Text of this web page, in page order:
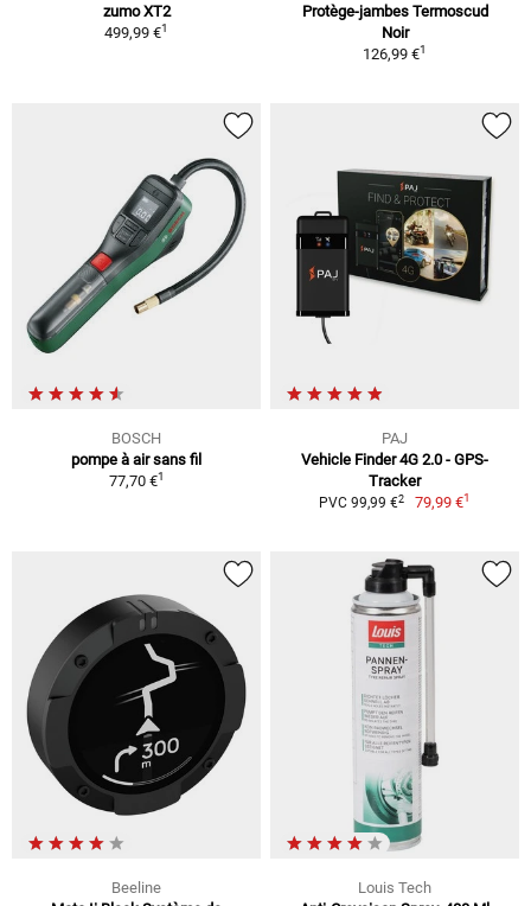
zumo XT2
499,99 €1
Protège-jambes Termoscud
Noir
126,99 €1
BOSCH
pompe à air sans fil
77,70 €1
PAJ
Vehicle Finder 4G 2.0 - GPS-
Tracker
PVC 99,99 €2 79,99 €1
Beeline
Louis Tech